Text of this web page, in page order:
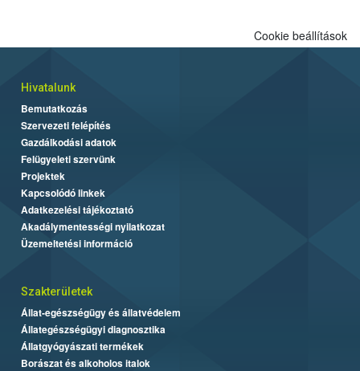
Cookie beállítások
Hivatalunk
Bemutatkozás
Szervezeti felépítés
Gazdálkodási adatok
Felügyeleti szervünk
Projektek
Kapcsolódó linkek
Adatkezelési tájékoztató
Akadálymentességi nyilatkozat
Üzemeltetési információ
Szakterületek
Állat-egészségügy és állatvédelem
Állategészségügyi diagnosztika
Állatgyógyászati termékek
Borászat és alkoholos italok